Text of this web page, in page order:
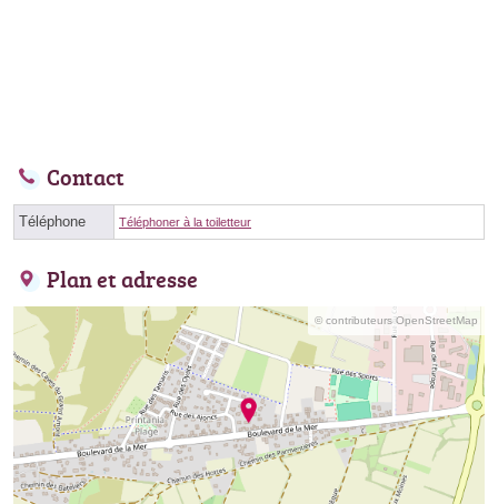
Contact
Téléphone Téléphoner à la toiletteur
Plan et adresse
© contributeurs OpenStreetMap